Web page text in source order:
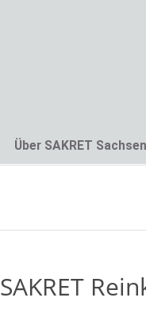
content
Über SAKRET Sachsen
SAKRET